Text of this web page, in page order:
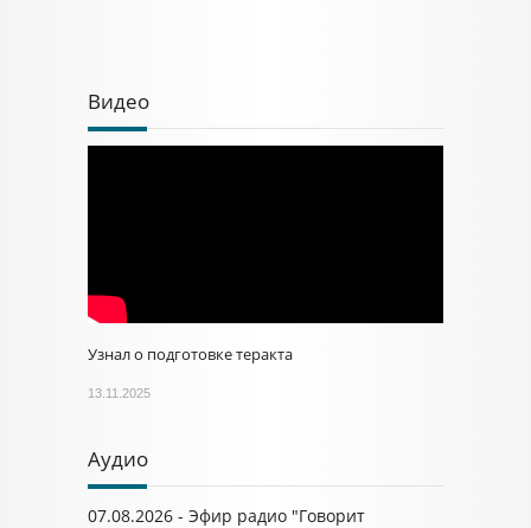
Видео
Узнал о подготовке теракта
13.11.2025
Аудио
07.08.2026 - Эфир радио "Говорит